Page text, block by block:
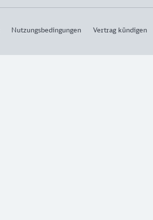
Nutzungsbedingungen Vertrag kündigen